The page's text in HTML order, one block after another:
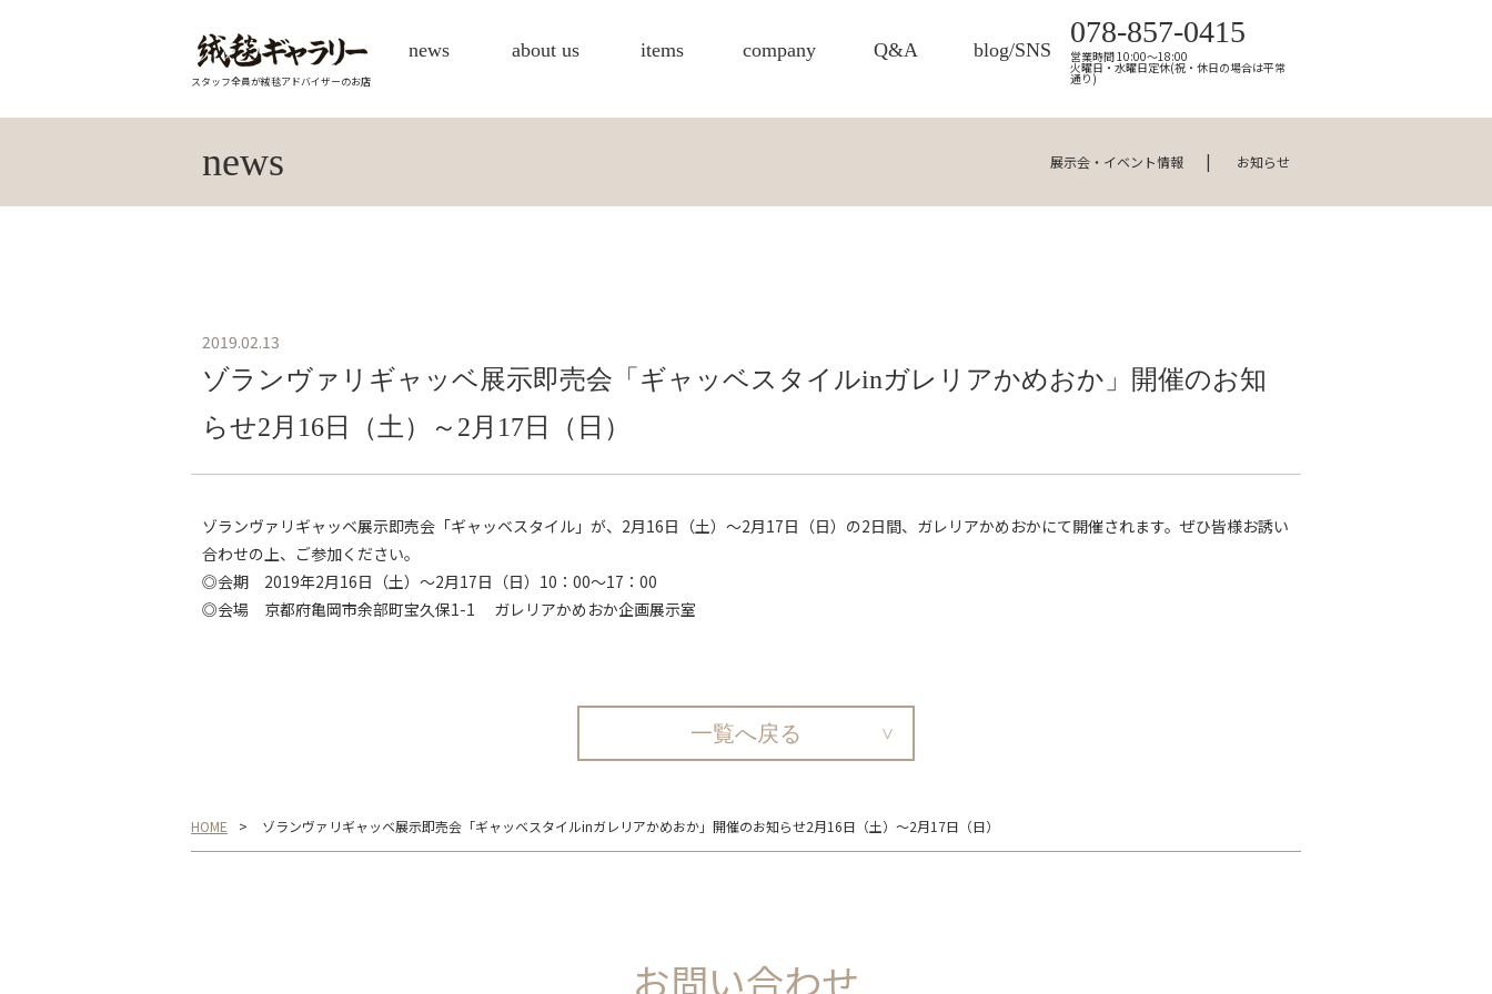
スタッフ全員が絨毯アドバイザーのお店
news about us items company Q&A blog/SNS
078-857-0415
営業時間 10:00～18:00
火曜日・水曜日定休(祝・休日の場合は平常
通り)
news 展示会・イベント情報 お知らせ
2019.02.13
ゾランヴァリギャッベ展示即売会「ギャッベスタイルinガレリアかめおか」開催のお知
らせ2月16日（土）～2月17日（日）
ゾランヴァリギャッベ展示即売会「ギャッベスタイル」が、2月16日（土）～2月17日（日）の2日間、ガレリアかめおかにて開催されます。ぜひ皆様お誘い
合わせの上、ご参加ください。
◎会期 2019年2月16日（土）～2月17日（日）10：00～17：00
◎会場 京都府亀岡市余部町宝久保1-1 ガレリアかめおか企画展示室
一覧へ戻る
HOME ゾランヴァリギャッベ展示即売会「ギャッベスタイルinガレリアかめおか」開催のお知らせ2月16日（土）～2月17日（日）
お問い合わせ